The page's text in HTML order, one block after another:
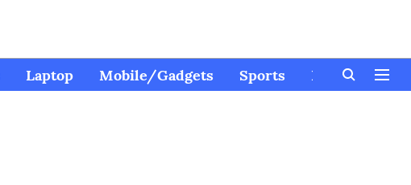
Laptop Mobile/Gadgets Sports Kids